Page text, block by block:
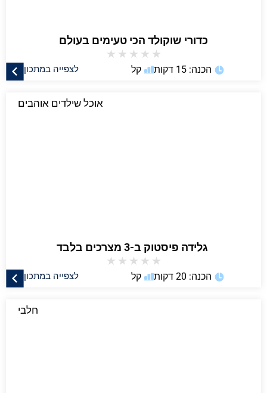
כדורי שוקולד הכי טעימים בעולם
★
★
★
★
★
לצפייה במתכון הכנה: 15 דקות קל
אוכל שילדים אוהבים
★
★
★
★
★
לצפייה במתכון הכנה: 20 דקות קל
חלבי